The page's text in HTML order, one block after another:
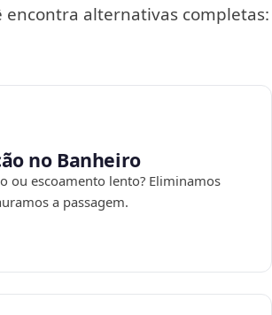
encontra alternativas completas:
no Banheiro
ou escoamento lento? Eliminamos
a passagem.